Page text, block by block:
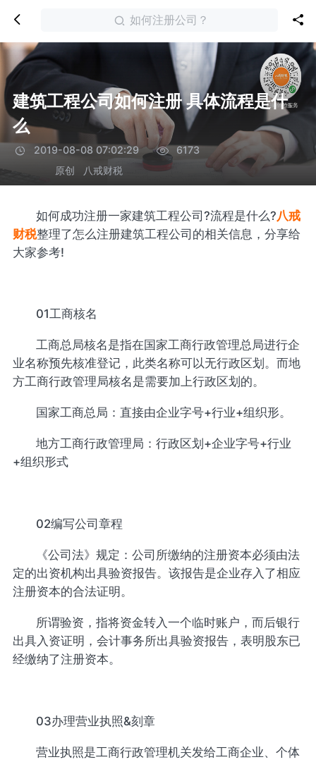
如何注册公司？
建筑工程公司如何注册 具体流程是什
么
2019-08-08 07:02:29
6173
原创
八戒财税
如何成功注册一家建筑工程公司?流程是什么?八戒
财税整理了怎么注册建筑工程公司的相关信息，分享给
大家参考!
01工商核名
工商总局核名是指在国家工商行政管理总局进行企
业名称预先核准登记，此类名称可以无行政区划。而地
方工商行政管理局核名是需要加上行政区划的。
国家工商总局：直接由企业字号+行业+组织形。
地方工商行政管理局：行政区划+企业字号+行业
+组织形式
02编写公司章程
《公司法》规定：公司所缴纳的注册资本必须由法
定的出资机构出具验资报告。该报告是企业存入了相应
注册资本的合法证明。
所谓验资，指将资金转入一个临时账户，而后银行
出具入资证明，会计事务所出具验资报告，表明股东已
经缴纳了注册资本。
03办理营业执照&刻章
营业执照是工商行政管理机关发给工商企业、个体